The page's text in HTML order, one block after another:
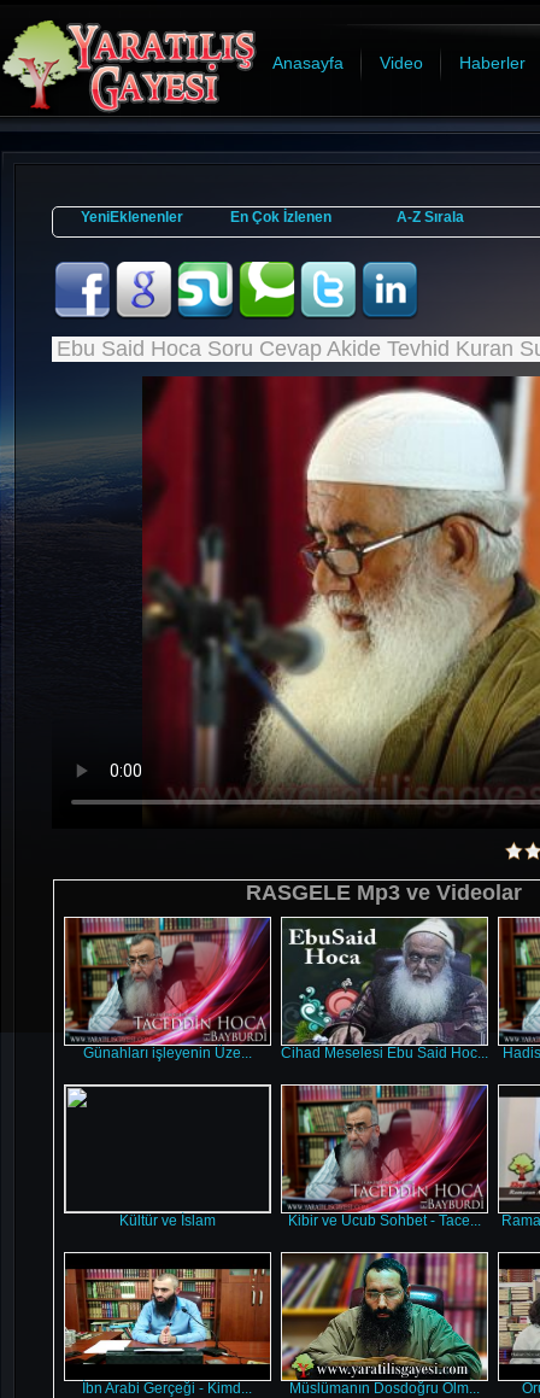
Anasayfa Video Haberler
YeniEklenenler En Çok İzlenen A-Z Sırala
Ebu Said Hoca Soru Cevap Akide Tevhid Kuran
RASGELE Mp3 ve Videolar
Günahları işleyenin Üze... Cihad Meselesi Ebu Said Hoc...
Kültür ve İslam Kibir ve Ucub Sohbet - Tace...
İbn Arabi Gerçeği - Kimd... Müslümanın Dosdoğru Olm...